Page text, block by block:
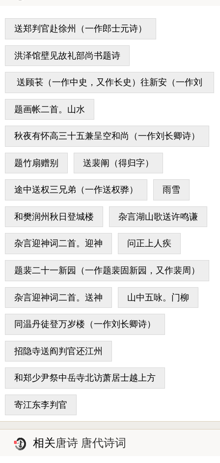
送郑判官赴徐州（一作郎士元诗）
洪泽馆壁见故礼部尚书题诗
送顾苌（一作中史，又作长史）往新安（一作刘
长卿诗）
题画帐二首。山水
秋夜有怀高三十五兼呈空和尚（一作刘长卿诗）
题竹扇赠别 送裴阐（得归字）
途中送权三兄弟（一作送权骅） 雨雪
和樊润州秋日登城楼 杂言湖山歌送许鸣谦
杂言迎神词二首。迎神 问正上人疾
题裴二十一新园（一作题裴固新园，又作裴周）
杂言迎神词二首。送神 山中五咏。门柳
同温丹徒登万岁楼（一作刘长卿诗）
招隐寺送阎判官还江州
和郑少尹祭中岳寺北访萧居士越上方
寄江东李判官
相关唐诗 唐代诗词